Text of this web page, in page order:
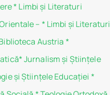
* Limbi și Literaturi
– * Limbi și Literaturi
Austria *
*Jurnalism şi Ştiinţele
şi Ştiinţele Educaţiei *